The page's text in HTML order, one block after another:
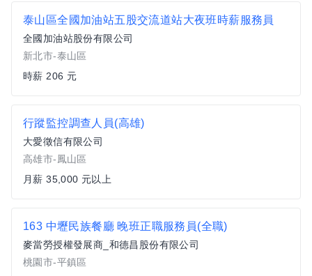
泰山區全國加油站五股交流道站大夜班時薪服務員
全國加油站股份有限公司
新北市-泰山區
時薪 206 元
行蹤監控調查人員(高雄)
大愛徵信有限公司
高雄市-鳳山區
月薪 35,000 元以上
163 中壢民族餐廳 晚班正職服務員(全職)
麥當勞授權發展商_和德昌股份有限公司
桃園市-平鎮區